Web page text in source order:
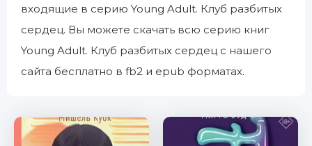
входящие в серию Young Adult. Клуб разбитых
сердец. Вы можете скачать всю серию книг
Young Adult. Клуб разбитых сердец с нашего
сайта бесплатно в fb2 и epub форматах.